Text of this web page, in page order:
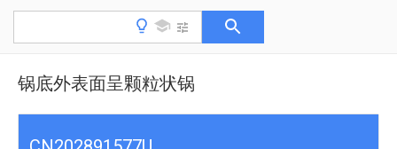
锅底外表面呈颗粒状锅